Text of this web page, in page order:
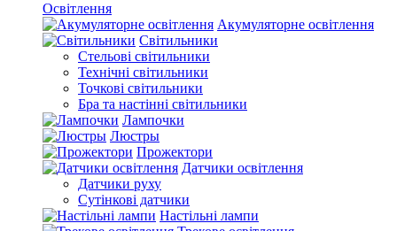
Освітлення
Акумуляторне освітлення
Світильники
Стельові світильники
Технічні світильники
Точкові світильники
Бра та настінні світильники
Лампочки
Люстры
Прожектори
Датчики освітлення
Датчики руху
Сутінкові датчики
Настільні лампи